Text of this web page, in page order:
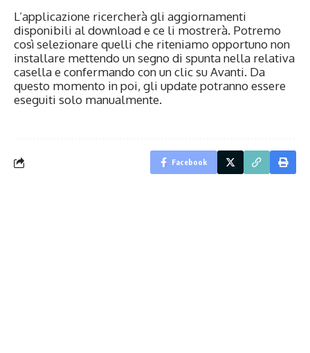
L’applicazione ricercherà gli aggiornamenti
disponibili al download e ce li mostrerà. Potremo
così selezionare quelli che riteniamo opportuno non
installare mettendo un segno di spunta nella relativa
casella e confermando con un clic su Avanti. Da
questo momento in poi, gli update potranno essere
eseguiti solo manualmente.
Facebook